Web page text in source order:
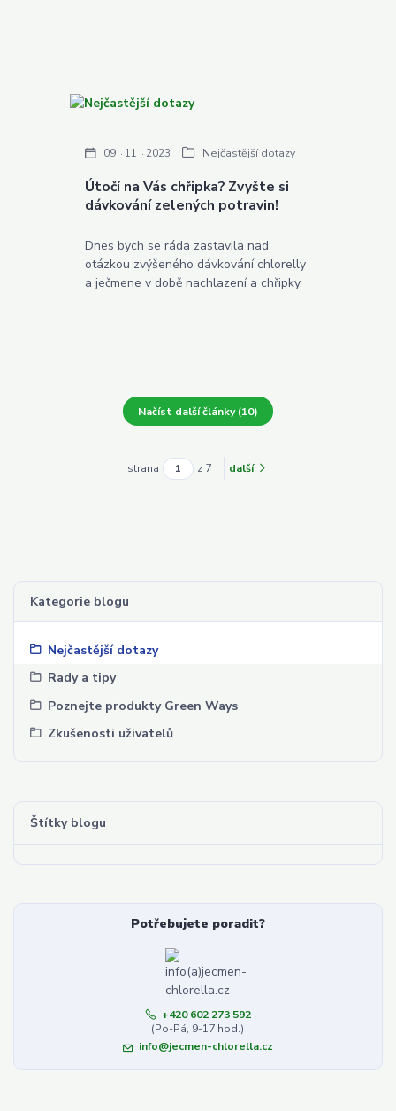
Kategorie blogu
Nejčastější dotazy
Rady a tipy
Poznejte produkty Green Ways
Zkušenosti uživatelů
Štítky blogu
Potřebujete poradit?
+420 602 273 592
(Po-Pá, 9-17 hod.)
info@jecmen-chlorella.cz
Útočí na Vás chřipka? Zvyšte si
dávkování zelených potravin!
09 11 2023 Nejčastější dotazy
Dnes bych se ráda zastavila nad
otázkou zvýšeného dávkování chlorelly
a ječmene v době nachlazení a chřipky.
Načíst další články (10)
strana z 7 další